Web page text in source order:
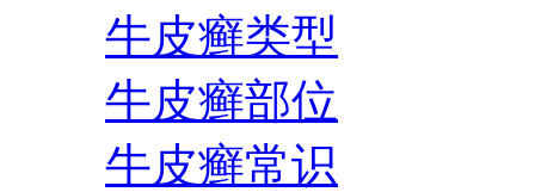
牛皮癣类型
牛皮癣部位
牛皮癣常识